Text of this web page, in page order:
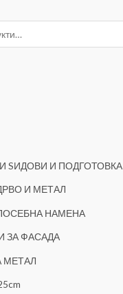
SИДОВИ И ПОДГОТОВКА
И МЕТАЛ
НАМЕНА
ЗА ФАСАДА
МЕТАЛ